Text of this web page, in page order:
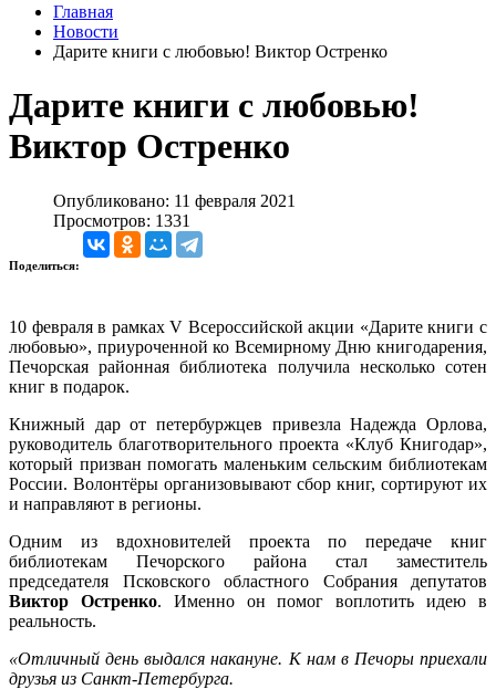
Главная
Новости
Дарите книги с любовью! Виктор Остренко
Дарите книги с любовью!
Виктор Остренко
Опубликовано: 11 февраля 2021
Просмотров: 1331
Поделиться:
10 февраля в рамках V Всероссийской акции «Дарите книги с
любовью», приуроченной ко Всемирному Дню книгодарения,
Печорская районная библиотека получила несколько сотен
книг в подарок.
Книжный дар от петербуржцев привезла Надежда Орлова,
руководитель благотворительного проекта «Клуб Книгодар»,
который призван помогать маленьким сельским библиотекам
России. Волонтёры организовывают сбор книг, сортируют их
и направляют в регионы.
Одним из вдохновителей проекта по передаче книг
библиотекам Печорского района стал заместитель
председателя Псковского областного Собрания депутатов
Виктор Остренко. Именно он помог воплотить идею в
реальность.
«Отличный день выдался накануне. К нам в Печоры приехали
друзья из Санкт-Петербурга.